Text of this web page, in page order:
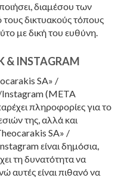
διαμέσου των
δικτυακούς τόπους
με δική του ευθύνη.
INSTAGRAM
SA» /
Instagram (META
πληροφορίες για το
της, αλλά και
SA» /
είναι δημόσια,
τη δυνατότητα να
αυτές είναι πιθανό να